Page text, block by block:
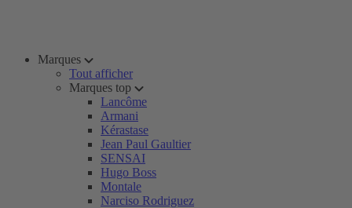
Marques
Tout afficher
Marques top
Lancôme
Armani
Kérastase
Jean Paul Gaultier
SENSAI
Hugo Boss
Montale
Narciso Rodriguez